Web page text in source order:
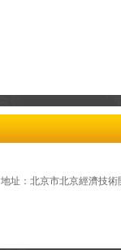
地址：北京市北京經濟技